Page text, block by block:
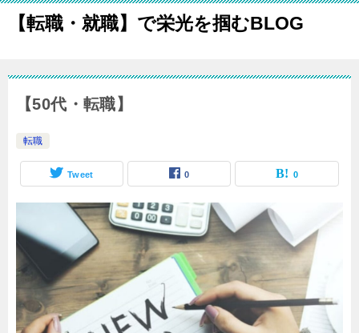
【転職・就職】で栄光を掴むBLOG
【50代・転職】
転職
Tweet 0 0